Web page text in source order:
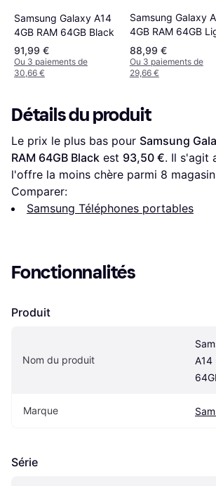
Samsung Galaxy A14
4GB RAM 64GB Black
91,99 €
Ou 3 paiements de
30,66 €
Samsung Galaxy
4GB RAM 64GB
Green
88,99 €
Ou 3 paiements de
29,66 €
Détails du produit
Le prix le plus bas pour Samsung
RAM 64GB Black est 93,50 €. Il s'agit
l'offre la moins chère parmi 8
Comparer:
Samsung Téléphones portables
Fonctionnalités
Produit
Nom du produit
A14
Marque
Série